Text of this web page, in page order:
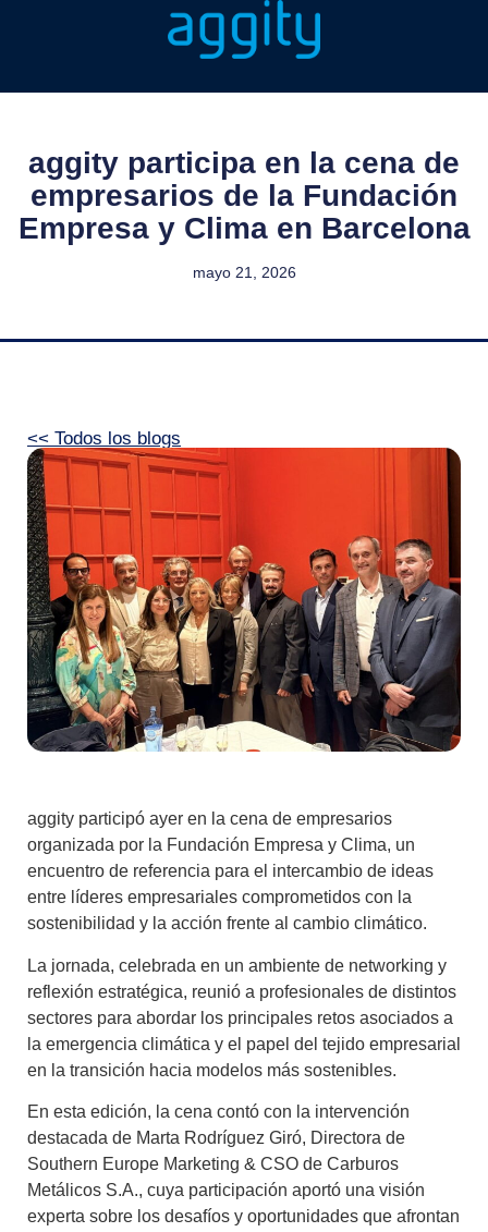
aggity participa en la cena de
empresarios de la Fundación
Empresa y Clima en Barcelona
mayo 21, 2026
<< Todos los blogs
aggity participó ayer en la cena de empresarios
organizada por la Fundación Empresa y Clima, un
encuentro de referencia para el intercambio de ideas
entre líderes empresariales comprometidos con la
sostenibilidad y la acción frente al cambio climático.
La jornada, celebrada en un ambiente de networking y
reflexión estratégica, reunió a profesionales de distintos
sectores para abordar los principales retos asociados a
la emergencia climática y el papel del tejido empresarial
en la transición hacia modelos más sostenibles.
En esta edición, la cena contó con la intervención
destacada de Marta Rodríguez Giró, Directora de
Southern Europe Marketing & CSO de Carburos
Metálicos S.A., cuya participación aportó una visión
experta sobre los desafíos y oportunidades que afrontan